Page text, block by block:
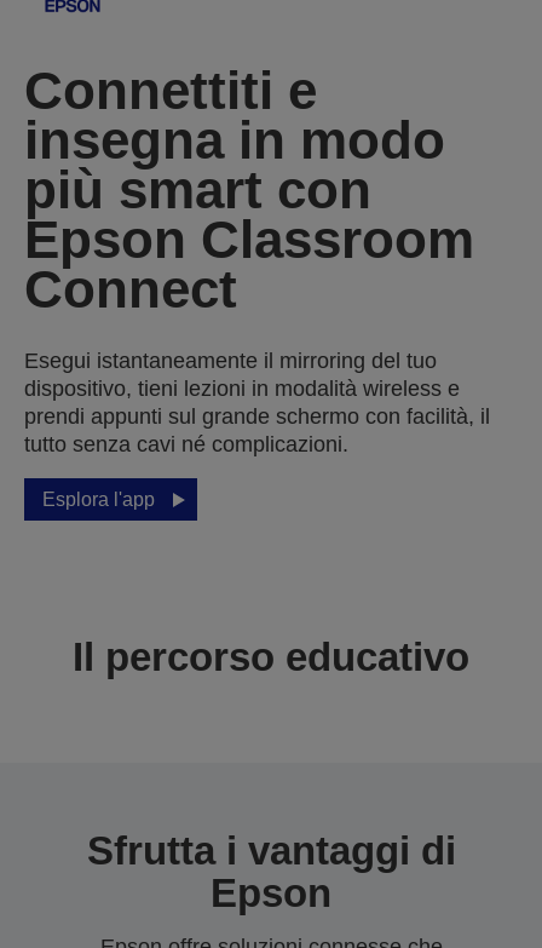
Connettiti e
insegna in modo
più smart con
Epson Classroom
Connect
Esegui istantaneamente il mirroring del tuo
dispositivo, tieni lezioni in modalità wireless e
prendi appunti sul grande schermo con facilità, il
tutto senza cavi né complicazioni.
Esplora l'app
Il percorso educativo
Sfrutta i vantaggi di
Epson